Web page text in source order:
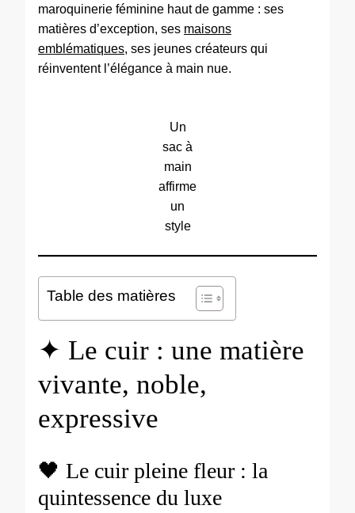
maroquinerie féminine haut de gamme : ses
matières d’exception, ses maisons
emblématiques, ses jeunes créateurs qui
réinventent l’élégance à main nue.
Un
sac à
main
affirme
un
style
Table des matières
✦ Le cuir : une matière
vivante, noble,
expressive
🖤 Le cuir pleine fleur : la
quintessence du luxe